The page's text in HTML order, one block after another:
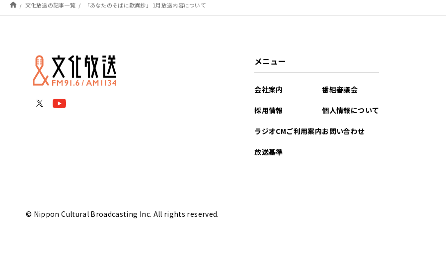
文化放送の記事一覧 「あなたのそばに歎異抄」 1月放送内容について
メニュー
会社案内
採用情報
ラジオCMご利用案内
放送基準
番組審議会
個人情報について
お問い合わせ
© Nippon Cultural Broadcasting Inc. All rights reserved.